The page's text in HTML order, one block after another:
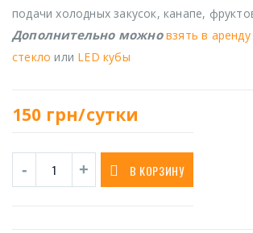
подачи холодных закусок, канапе,
Дополнительно можно взять в
стекло или LED кубы
150 грн/сутки
В КОРЗИНУ